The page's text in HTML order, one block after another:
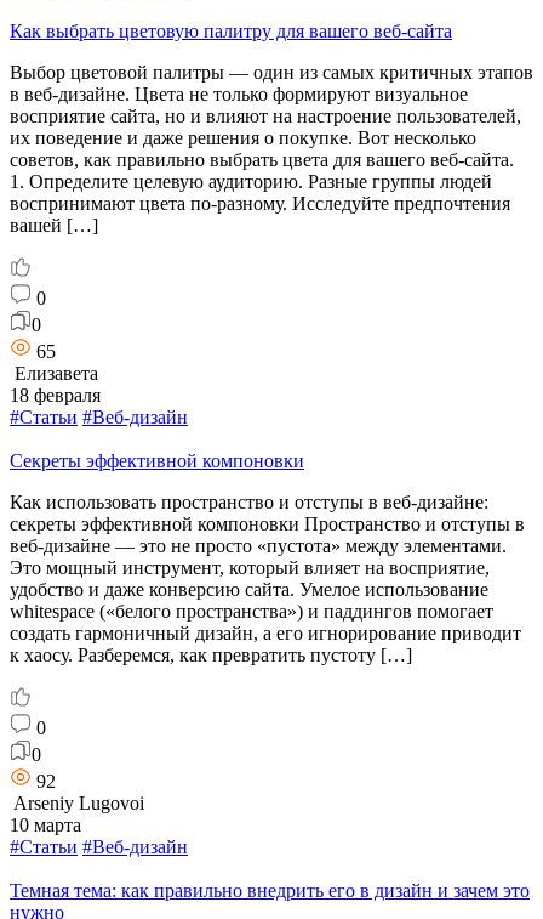
Как выбрать цветовую палитру для вашего веб-сайта
Выбор цветовой палитры — один из самых критичных этапов
в веб-дизайне. Цвета не только формируют визуальное
восприятие сайта, но и влияют на настроение пользователей,
их поведение и даже решения о покупке. Вот несколько
советов, как правильно выбрать цвета для вашего веб-сайта.
1. Определите целевую аудиторию. Разные группы людей
воспринимают цвета по-разному. Исследуйте предпочтения
вашей […]
0
0
65
Елизавета
18 февраля
#Статьи #Веб-дизайн
Секреты эффективной компоновки
Как использовать пространство и отступы в веб-дизайне:
секреты эффективной компоновки Пространство и отступы в
веб-дизайне — это не просто «пустота» между элементами.
Это мощный инструмент, который влияет на восприятие,
удобство и даже конверсию сайта. Умелое использование
whitespace («белого пространства») и паддингов помогает
создать гармоничный дизайн, а его игнорирование приводит
к хаосу. Разберемся, как превратить пустоту […]
0
0
92
Arseniy Lugovoi
10 марта
#Статьи #Веб-дизайн
Темная тема: как правильно внедрить его в дизайн и зачем это
нужно